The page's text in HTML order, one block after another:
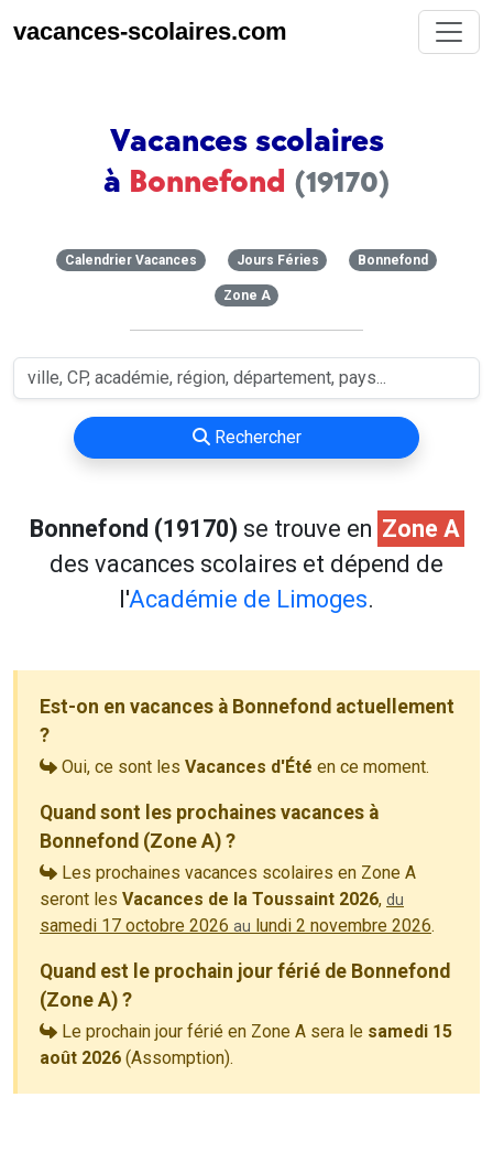
vacances-scolaires.com
Vacances scolaires
à Bonnefond (19170)
Calendrier Vacances Jours Féries Bonnefond
Zone A
Rechercher
Bonnefond (19170) se trouve en Zone A
des vacances scolaires et dépend de
l'Académie de Limoges.
Est-on en vacances à Bonnefond actuellement
?
Oui, ce sont les Vacances d'Été en ce moment.
Quand sont les prochaines vacances à
Bonnefond (Zone A) ?
Les prochaines vacances scolaires en Zone A
seront les Vacances de la Toussaint 2026, du
samedi 17 octobre 2026 au lundi 2 novembre 2026.
Quand est le prochain jour férié de Bonnefond
(Zone A) ?
Le prochain jour férié en Zone A sera le samedi 15
août 2026 (Assomption).